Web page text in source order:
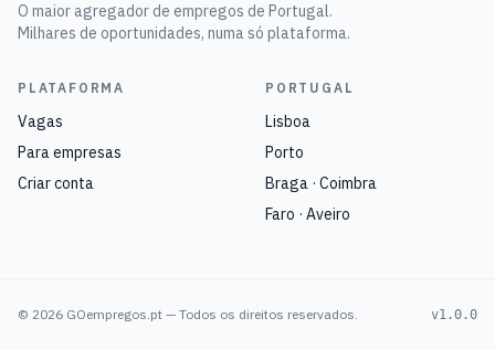
O maior agregador de empregos de Portugal.
Milhares de oportunidades, numa só plataforma.
PLATAFORMA
Vagas
Para empresas
Criar conta
PORTUGAL
Lisboa
Porto
Braga · Coimbra
Faro · Aveiro
© 2026 GOempregos.pt — Todos os direitos reservados. v1.0.0